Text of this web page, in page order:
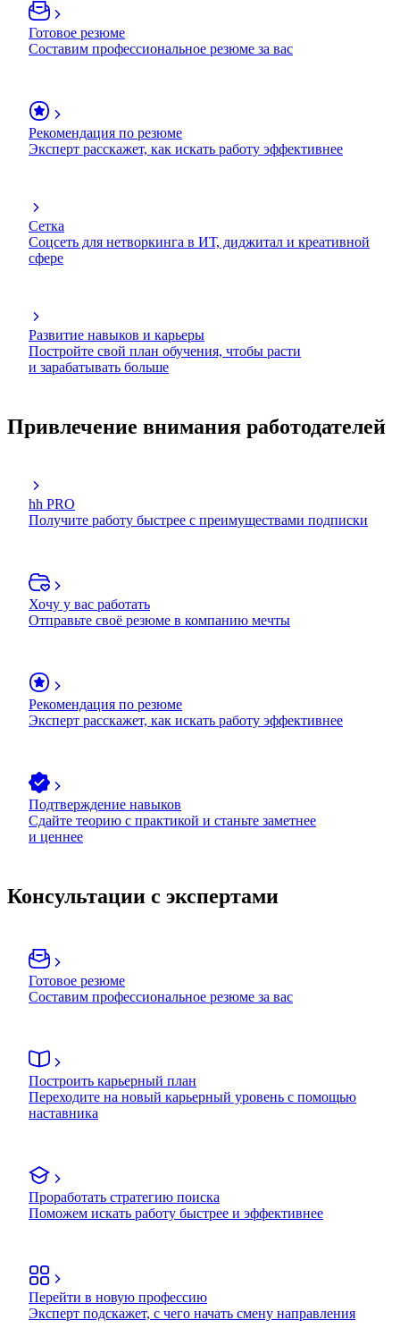
Готовое резюме
Составим профессиональное резюме за вас
Рекомендация по резюме
Эксперт расскажет, как искать работу эффективнее
Сетка
Соцсеть для нетворкинга в ИТ, диджитал и креативной
сфере
Развитие навыков и карьеры
Постройте свой план обучения, чтобы расти
и зарабатывать больше
Привлечение внимания работодателей
hh PRO
Получите работу быстрее с преимуществами подписки
Хочу у вас работать
Отправьте своё резюме в компанию мечты
Рекомендация по резюме
Эксперт расскажет, как искать работу эффективнее
Подтверждение навыков
Сдайте теорию с практикой и станьте заметнее
и ценнее
Консультации с экспертами
Готовое резюме
Составим профессиональное резюме за вас
Построить карьерный план
Переходите на новый карьерный уровень с помощью
наставника
Проработать стратегию поиска
Поможем искать работу быстрее и эффективнее
Перейти в новую профессию
Эксперт подскажет, с чего начать смену направления